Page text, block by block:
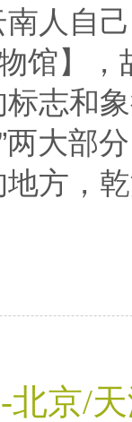
人自
馆】
志和
两大部
方，
北京/